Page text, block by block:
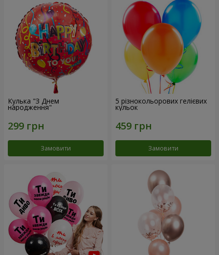
Кулька "З Днем
народження"
Замовити
5 різнокольорових гелієвих
кульок
Замовити